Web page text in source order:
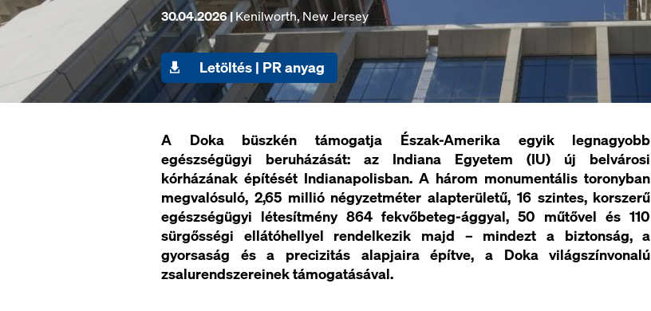
30.04.2026 |Kenilworth, New Jersey
Letöltés | PR anyag
A Doka büszkén támogatja Észak-Amerika egyik legnagyobb
egészségügyi beruházását: az Indiana Egyetem (IU) új belvárosi
kórházának építését Indianapolisban. A három monumentális toronyban
megvalósuló, 2,65 millió négyzetméter alapterületű, 16 szintes, korszerű
egészségügyi létesítmény 864 fekvőbeteg-ággyal, 50 műtővel és 110
sürgősségi ellátóhellyel rendelkezik majd – mindezt a biztonság, a
gyorsaság és a precizitás alapjaira építve, a Doka világszínvonalú
zsalurendszereinek támogatásával.